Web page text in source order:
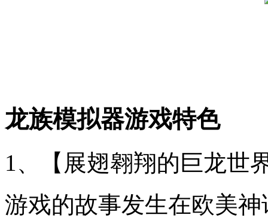
龙族模拟器游戏特色
1、【展翅翱翔的巨龙世
游戏的故事发生在欧美